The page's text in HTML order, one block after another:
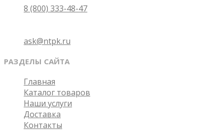
8 (800) 333-48-47
ask@ntpk.ru
РАЗДЕЛЫ САЙТА
Главная
Каталог товаров
Наши услуги
Доставка
Контакты